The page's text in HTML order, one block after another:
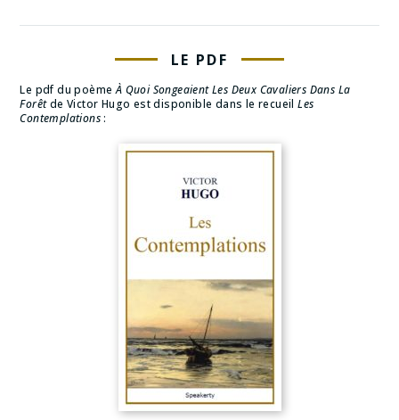
LE PDF
Le pdf du poèmeÀ Quoi Songeaient Les Deux Cavaliers Dans La
Forêtde Victor Hugo est disponible dans le recueilLes
Contemplations: